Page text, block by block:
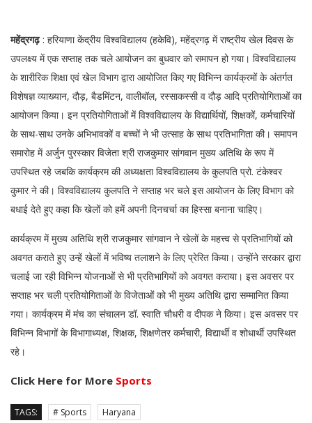
महेंद्रगढ़ : हरियाणा केंद्रीय विश्वविद्यालय (हकेवि), महेंद्रगढ़ में राष्ट्रीय खेल दिवस के
उपलक्ष्य में एक सप्ताह तक चले आयोजन का बुधवार को समापन हो गया। विश्वविद्यालय
के शारीरिक शिक्षा एवं खेल विभाग द्वारा आयोजित किए गए विभिन्न कार्यक्रमों के अंतर्गत
विशेषज्ञ व्याख्यान, दौड़, बैडमिंटन, वालीबॉल, रस्साकस्सी व दौड़ आदि प्रतियोगिताओं का
आयोजन किया। इन प्रतियोगिताओं में विश्वविद्यालय के विद्यार्थियों, शिक्षकों, कर्मचारियों
के साथ-साथ उनके अभिभावकों व बच्चों ने भी उत्साह के साथ प्रतिभागिता की। समापन
समारोह में अर्जुन पुरस्कार विजेता श्री राजकुमार सांगवान मुख्य अतिथि के रूप में
उपस्थित रहे जबकि कार्यक्रम की अध्यक्षता विश्वविद्यालय के कुलपति प्रो. टंकेश्वर
कुमार ने की। विश्वविद्यालय कुलपति ने सप्ताह भर चले इस आयोजन के लिए विभाग को
बधाई देते हुए कहा कि खेलों को हमें अपनी दिनचर्चा का हिस्सा बनाना चाहिए।
कार्यक्रम में मुख्य अतिथि श्री राजकुमार सांगवान ने खेलों के महत्त्व से प्रतिभागियों को
अवगत कराते हुए उन्हें खेलों में भविष्य तलाशने के लिए प्रेरित किया। उन्होंने सरकार द्वारा
चलाई जा रही विभिन्न योजनाओं से भी प्रतिभागियों को अवगत कराया। इस अवसर पर
सप्ताह भर चली प्रतियोगिताओं के विजेताओं को भी मुख्य अतिथि द्वारा सम्मानित किया
गया। कार्यक्रम में मंच का संचालन डॉ. स्वाति चौधरी व दीपक ने किया। इस अवसर पर
विभिन्न विभागों के विभागाध्यक्ष, शिक्षक, शिक्षणेतर कर्मचारी, विद्यार्थी व शोधार्थी उपस्थित
रहे।
Click Here for More Sports
TAGS: # Sports Haryana